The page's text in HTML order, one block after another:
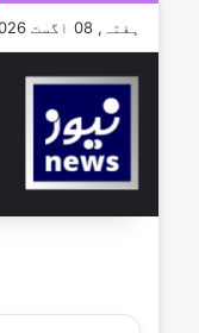
ہفتہ, 08 اگست 2026 - GMT+0500 - 10:51:55